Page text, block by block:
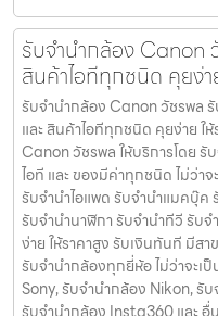
รับจำนำกล้อง Canon
สินค้าไอทีทุกชนิด คุยง่า
รับจำนำกล้อง Canon วัชรพล
และ สินค้าไอทีทุกชนิด คุยง่าย ใ
Canon วัชรพล ให้บริการโดย
ไอที และ ของมีค่าทุกชนิด ไม่ว่า
รับจํานําไอแพด รับจํานําแมคบุ๊ค
รับจํานํานาฬิกา รับจํานําทีวี รับ
ง่าย ให้ราคาสูง รับเงินทันที มีส
รับจำนำกล้องทุกยี่ห้อ ไม่ว่าจะเ
Sony, รับจำนำกล้อง Nikon, รั